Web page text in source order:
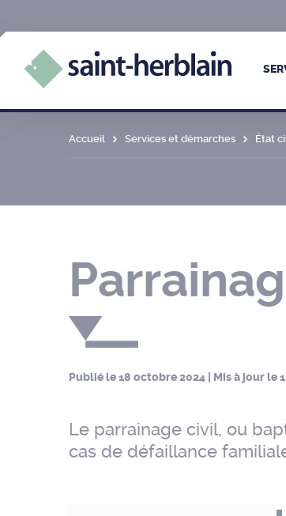
Accueil Services et démarches État
Publié le18 octobre 2024 | Mis à jour le
Le parrainage civil, ou
cas de défaillance